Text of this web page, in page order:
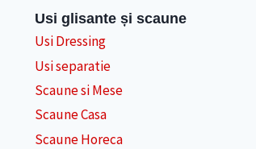
Usi glisante și scaune
Usi Dressing
Usi separatie
Scaune si Mese
Scaune Casa
Scaune Horeca